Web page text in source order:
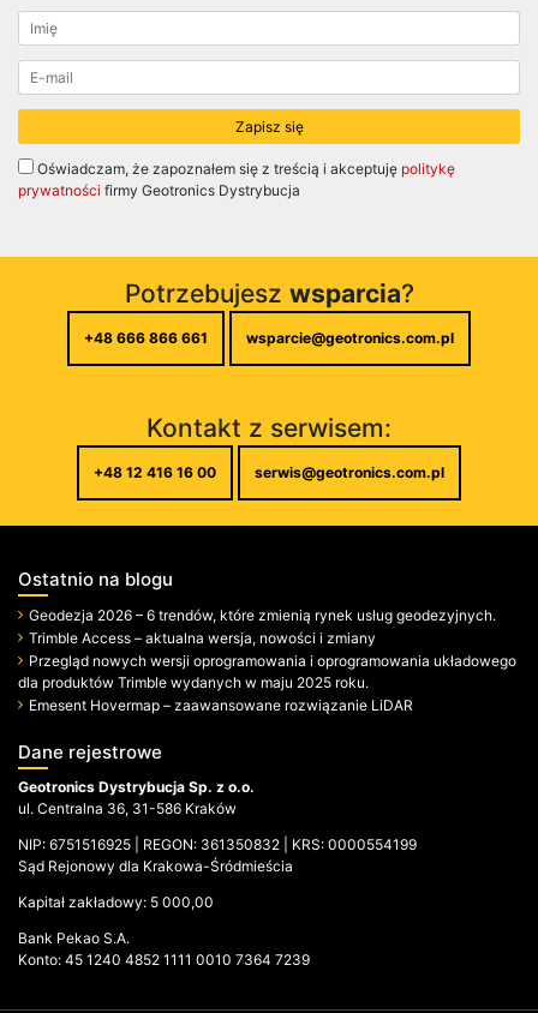
Oświadczam, że zapoznałem się z treścią i akceptuję politykę
prywatności firmy Geotronics Dystrybucja
Potrzebujesz wsparcia?
+48 666 866 661 wsparcie@geotronics.com.pl
Kontakt z serwisem:
+48 12 416 16 00 serwis@geotronics.com.pl
Ostatnio na blogu
Geodezja 2026 – 6 trendów, które zmienią rynek usług geodezyjnych.
Trimble Access – aktualna wersja, nowości i zmiany
Przegląd nowych wersji oprogramowania i oprogramowania układowego
dla produktów Trimble wydanych w maju 2025 roku.
Emesent Hovermap – zaawansowane rozwiązanie LiDAR
Dane rejestrowe
Geotronics Dystrybucja Sp. z o.o.
ul. Centralna 36, 31-586 Kraków
NIP: 6751516925 | REGON: 361350832 | KRS: 0000554199
Sąd Rejonowy dla Krakowa-Śródmieścia
Kapitał zakładowy: 5 000,00
Bank Pekao S.A.
Konto: 45 1240 4852 1111 0010 7364 7239